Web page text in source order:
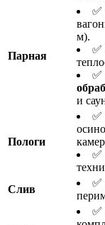
Парная
✅
м).
✅
✅
о
и
Пологи
✅
✅
Слив
✅
✅